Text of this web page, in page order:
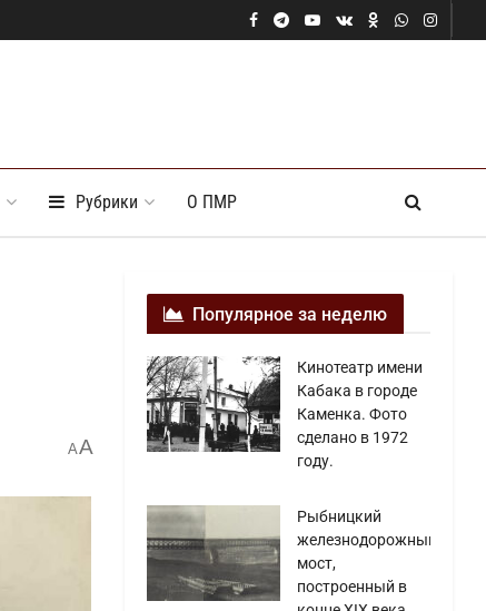
Рубрики О ПМР
AA
Популярное за неделю
Кинотеатр имени
Кабака в городе
Каменка. Фото
сделано в 1972
году.
Рыбницкий
железнодорожный
мост,
построенный в